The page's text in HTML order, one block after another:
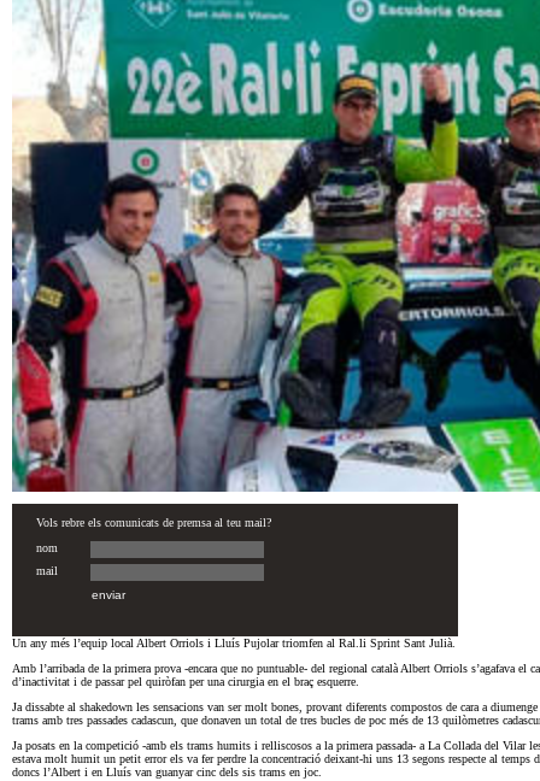
Un any més l’equip local Albert Orriols i Lluís Pujolar triomfen al Ral.li Sprint Sant Julià.
Amb l’arribada de la primera prova -encara que no puntuable- del regional català Albert Orriols s’agafava el
d’inactivitat i de passar pel quiròfan per una cirurgia en el braç esquerre.
Ja dissabte al shakedown les sensacions van ser molt bones, provant diferents compostos de cara a
trams amb tres passades cadascun, que donaven un total de tres bucles de poc més de 13 quilòmetres
Ja posats en la competició -amb els trams humits i relliscosos a la primera passada- a La Collada del Vilar
estava molt humit un petit error els va fer perdre la concentració deixant-hi uns 13 segons respecte al temps
doncs l’Albert i en Lluís van guanyar cinc dels sis trams en joc.